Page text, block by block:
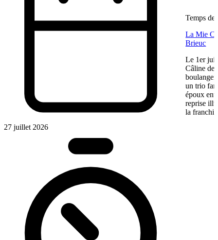
27 juillet 2026
Temps de
La Mie
Brieuc
Le 1er
Câline de
un trio
époux
reprise
la